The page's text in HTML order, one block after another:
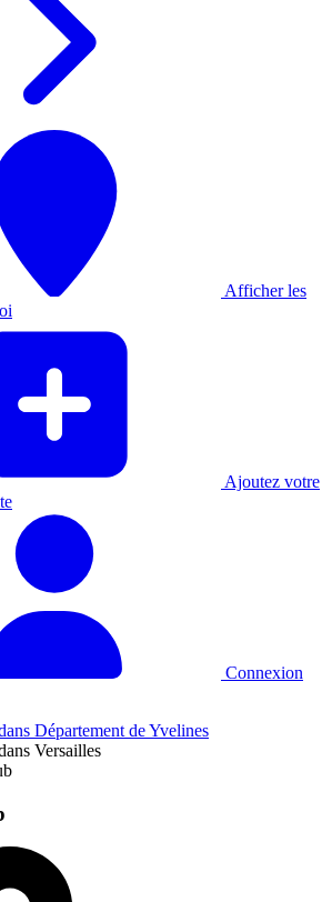
Afficher les
Ajoutez votre
Connexion
Département de Yvelines
Versailles